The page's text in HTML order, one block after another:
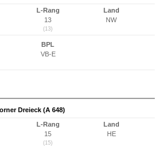
L-Rang
13
(13)
Land
NW
BPL
VB-E
Dreieck (A 648)
L-Rang
15
(15)
Land
HE